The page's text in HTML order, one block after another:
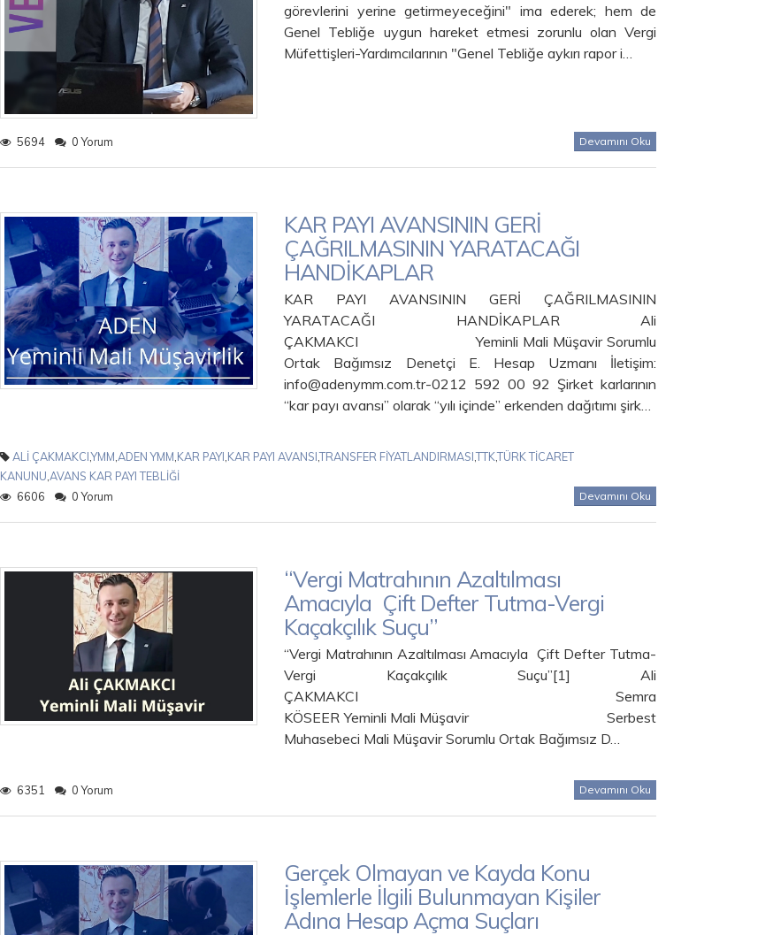
görevlerini yerine getirmeyeceğini" ima ederek; hem de
Genel Tebliğe uygun hareket etmesi zorunlu olan Vergi
Müfettişleri-Yardımcılarının "Genel Tebliğe aykırı rapor i…
5694 0 Yorum Devamını Oku
KAR PAYI AVANSININ GERİ
ÇAĞRILMASININ YARATACAĞI
HANDİKAPLAR
KAR PAYI AVANSININ GERİ ÇAĞRILMASININ
YARATACAĞI HANDİKAPLAR Ali
ÇAKMAKCI Yeminli Mali Müşavir Sorumlu
Ortak Bağımsız Denetçi E. Hesap Uzmanı İletişim:
info@adenymm.com.tr-0212 592 00 92 Şirket karlarının
“kar payı avansı” olarak “yılı içinde” erkenden dağıtımı şirk…
ALİ ÇAKMAKCI,YMM ADEN YMM KAR PAYI KAR PAYI AVANSI,TRANSFER FİYATLANDIRMASI,TTK,TÜRK TİCARET
KANUNU AVANS KAR PAYI TEBLİĞİ
6606
0 Yorum Devamını Oku
“Vergi Matrahının Azaltılması
Amacıyla Çift Defter Tutma-Vergi
Kaçakçılık Suçu”
“Vergi Matrahının Azaltılması Amacıyla Çift Defter Tutma-
Vergi Kaçakçılık Suçu”[1] Ali
ÇAKMAKCI Semra
KÖSEER Yeminli Mali Müşavir Serbest
Muhasebeci Mali Müşavir Sorumlu Ortak Bağımsız D…
6351 0 Yorum Devamını Oku
Gerçek Olmayan ve Kayda Konu
İşlemlerle İlgili Bulunmayan Kişiler
Adına Hesap Açma Suçları